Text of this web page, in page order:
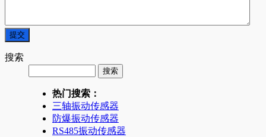
搜索
热门搜索：
三轴振动传感器
防爆振动传感器
RS485振动传感器